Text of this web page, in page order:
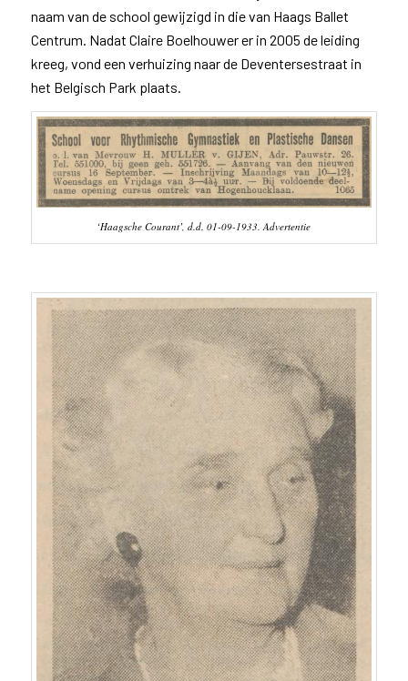
naam van de school gewijzigd in die van Haags Ballet
Centrum. Nadat Claire Boelhouwer er in 2005 de leiding
kreeg, vond een verhuizing naar de Deventersestraat in
het Belgisch Park plaats.
‘Haagsche Courant’, d.d. 01-09-1933. Advertentie